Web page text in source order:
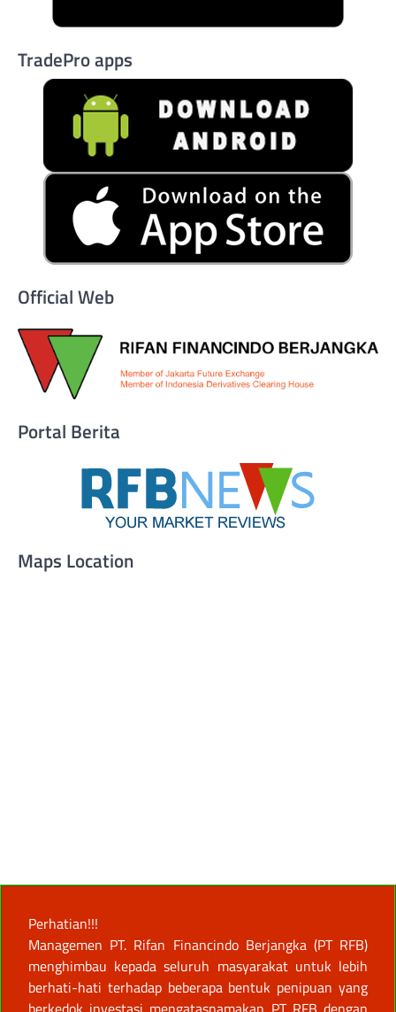
TradePro apps
Official Web
Portal Berita
Maps Location
Perhatian!!!
Managemen PT. Rifan Financindo Berjangka (PT RFB)
menghimbau kepada seluruh masyarakat untuk lebih
berhati-hati terhadap beberapa bentuk penipuan yang